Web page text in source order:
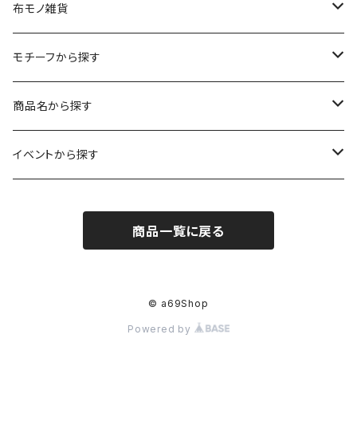
ポストカード
ペーパーオーナメント
ポスター
kuusou-kitte（空想切手・フレーム付）
レギュラーサイズ
コンパクトサイズ
イラスト（フレーム付）
サイン付イラスト（フレーム付）
アートワークス
布モノ雑貨
ファブリックポスター
ガーゼスカーフ
てぬぐい
モチーフから探す
キャンプ - CAMPING
サーカス- CIRCUS
ウマ- HORSES
商品名から探す
kirie-deco
kuusou-kitte
イベントから探す
2021 きのうのすきま4
商品一覧に戻る
© a69Shop
Powered by